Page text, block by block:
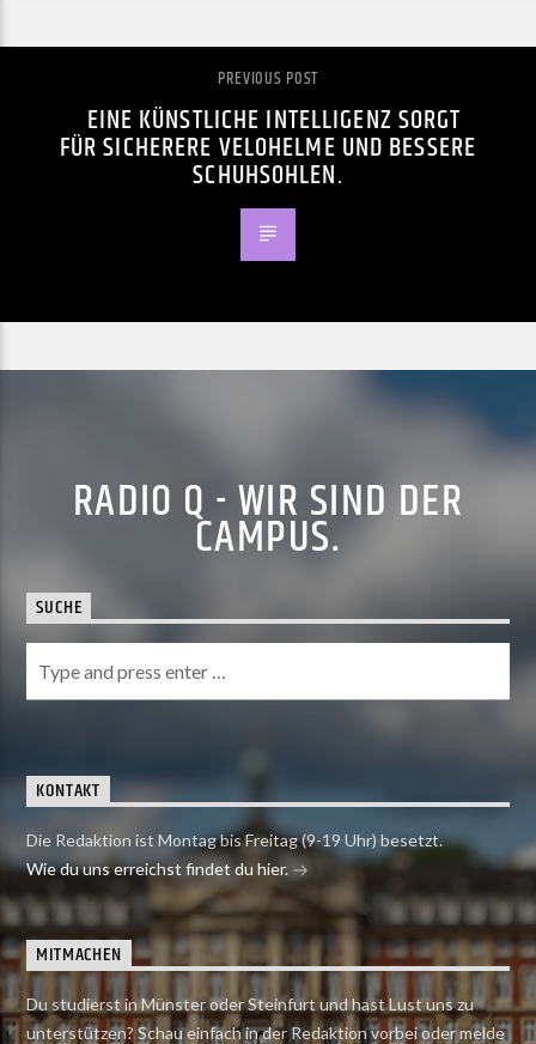
PREVIOUS POST
EINE KÜNSTLICHE INTELLIGENZ SORGT
FÜR SICHERERE VELOHELME UND BESSERE
SCHUHSOHLEN.
RADIO Q - WIR SIND DER
CAMPUS.
SUCHE
KONTAKT
Die Redaktion ist Montag bis Freitag (9-19 Uhr) besetzt.
Wie du uns erreichst findet du hier.
MITMACHEN
Du studierst in Münster oder Steinfurt und hast Lust uns zu
unterstützen? Schau einfach in der Redaktion vorbei oder melde